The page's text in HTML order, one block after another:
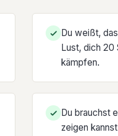
Du weißt,
Lust, dich 20
kämpfen.
Du brauchst
zeigen